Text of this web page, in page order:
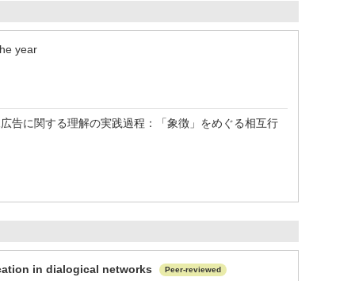
year
告に関する理解の実践過程：「象徴」をめぐる相互行
in dialogical networks Peer-reviewed